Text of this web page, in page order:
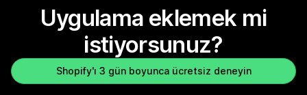
Uygulama eklemek mi
istiyorsunuz?
Shopify'ı 3 gün boyunca ücretsiz deneyin